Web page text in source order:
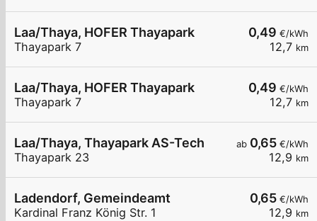
0,49 €/kWh
12,7 km
Laa/Thaya, HOFER Thayapark
Thayapark 7
0,49 €/kWh
12,7 km
Laa/Thaya, HOFER Thayapark
Thayapark 7
ab 0,65 €/kWh
12,9 km
Laa/Thaya, Thayapark AS-Tech
Thayapark 23
0,65 €/kWh
12,9 km
Ladendorf, Gemeindeamt
Kardinal Franz König Str. 1